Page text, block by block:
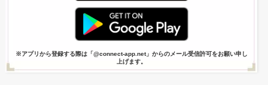
※アプリから登録する際は「@connect-app.net」からのメール受信許可をお願い申し
上げます。